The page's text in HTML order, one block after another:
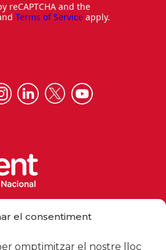
el consentiment
omptimitzar el nostre lloc
reCAPTCHA and the
Terms of Service apply.